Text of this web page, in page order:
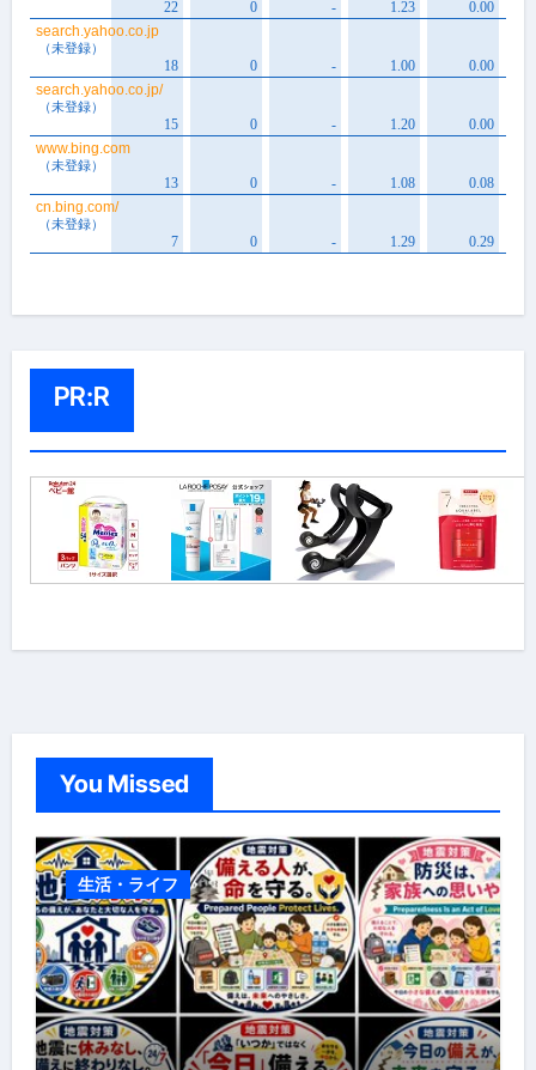
PR:R
You Missed
生活・ライフ